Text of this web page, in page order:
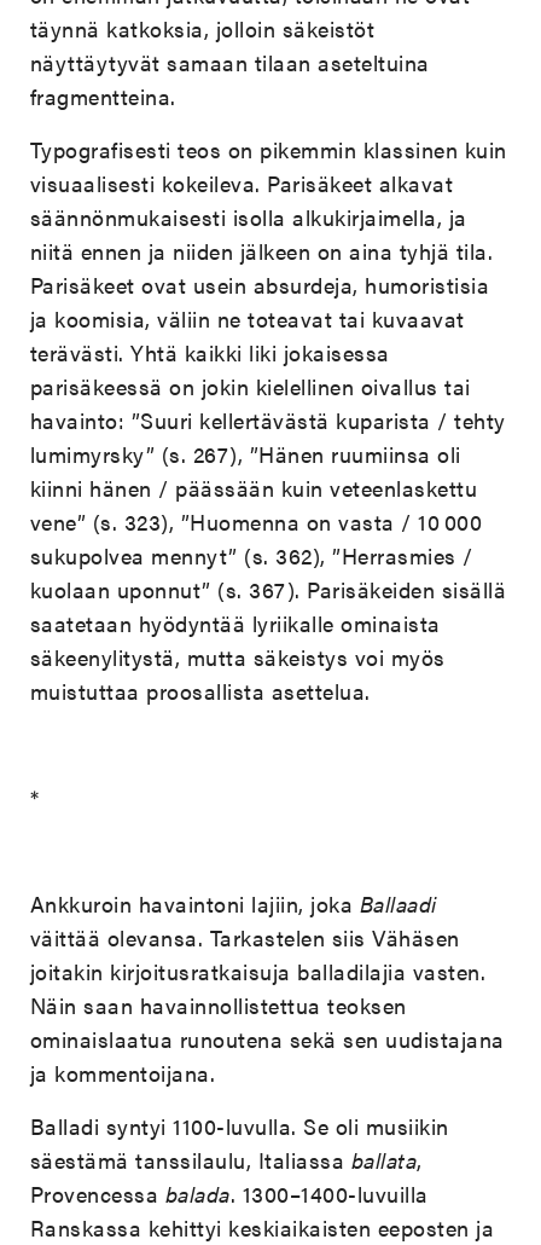
täynnä katkoksia, jolloin säkeistöt
näyttäytyvät samaan tilaan aseteltuina
fragmentteina.
Typografisesti teos on pikemmin klassinen kuin
visuaalisesti kokeileva. Parisäkeet alkavat
säännönmukaisesti isolla alkukirjaimella, ja
niitä ennen ja niiden jälkeen on aina tyhjä tila.
Parisäkeet ovat usein absurdeja, humoristisia
ja koomisia, väliin ne toteavat tai kuvaavat
terävästi. Yhtä kaikki liki jokaisessa
parisäkeessä on jokin kielellinen oivallus tai
havainto: ”Suuri kellertävästä kuparista / tehty
lumimyrsky” (s. 267), ”Hänen ruumiinsa oli
kiinni hänen / päässään kuin veteenlaskettu
vene” (s. 323), ”Huomenna on vasta / 10 000
sukupolvea mennyt” (s. 362), ”Herrasmies /
kuolaan uponnut” (s. 367). Parisäkeiden sisällä
saatetaan hyödyntää lyriikalle ominaista
säkeenylitystä, mutta säkeistys voi myös
muistuttaa proosallista asettelua.
*
Ankkuroin havaintoni lajiin, joka Ballaadi
väittää olevansa. Tarkastelen siis Vähäsen
joitakin kirjoitusratkaisuja balladilajia vasten.
Näin saan havainnollistettua teoksen
ominaislaatua runoutena sekä sen uudistajana
ja kommentoijana.
Balladi syntyi 1100-luvulla. Se oli musiikin
säestämä tanssilaulu, Italiassa ballata,
Provencessa balada. 1300–1400-luvuilla
Ranskassa kehittyi keskiaikaisten eeposten ja